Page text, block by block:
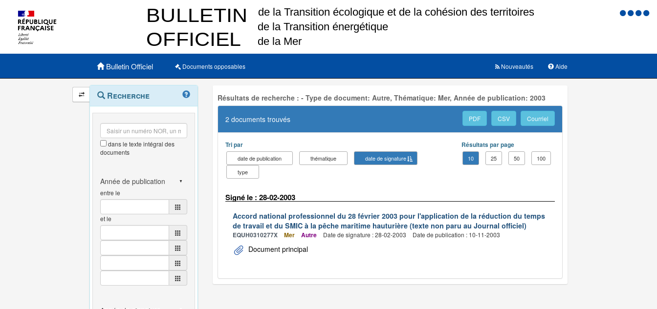
Menu
Menu principal
Bulletin Officiel Documents opposables Aide
Nouveautés
Navigation
et
outils
annexes
Menu
contextuel
Recherche
dans le texte intégral des
documents
entre le
et le
Résultats de recherche : - Type de document: Autre, Thématique: Mer, Année de publication: 2003
2 documents trouvés PDF CSV Courriel
Tri par
date de publication thématique
date de signature
type
Résultats par page
10 25 50 100
Signé le : 28-02-2003
Accord national professionnel du 28 février 2003 pour l'application de la réduction du temps
de travail et du SMIC à la pêche maritime hauturière (texte non paru au Journal officiel)
EQUH0310277X Mer Autre Date de signature : 28-02-2003 Date de publication : 10-11-2003
Document principal